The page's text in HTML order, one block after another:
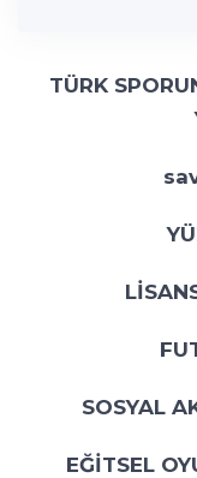
TÜRK
SOSYAL
EĞİTSEL